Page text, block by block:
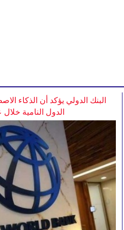
البنك الدولي يؤكد أن الذكاء
الدول النامية